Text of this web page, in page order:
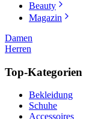
Beauty
Magazin
Damen
Herren
Top-Kategorien
Bekleidung
Schuhe
Accessoires